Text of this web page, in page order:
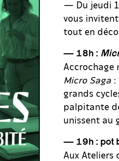
— Du jeudi
vous
tout en
— 18h :
Accrochage
Micro Saga :
grands
palpitante
unissent au
— 19h : pot
Aux Ateliers